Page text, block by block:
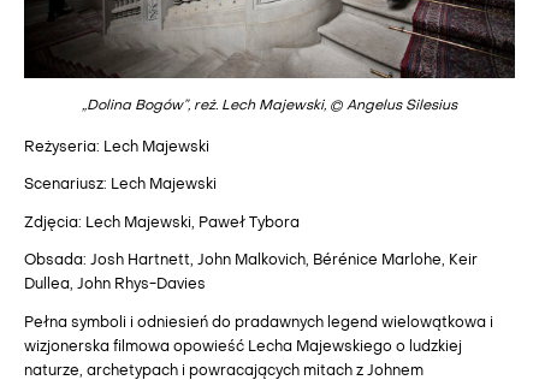
„Dolina Bogów”, reż. Lech Majewski, © Angelus Silesius
Reżyseria: Lech Majewski
Scenariusz: Lech Majewski
Zdjęcia: Lech Majewski, Paweł Tybora
Obsada: Josh Hartnett, John Malkovich, Bérénice Marlohe, Keir
Dullea, John Rhys-Davies
Pełna symboli i odniesień do pradawnych legend wielowątkowa i
wizjonerska filmowa opowieść Lecha Majewskiego o ludzkiej
naturze, archetypach i powracających mitach z Johnem